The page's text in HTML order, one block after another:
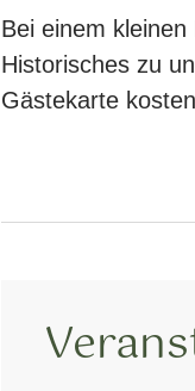
Bei einem
Historisches zu
Gästekarte